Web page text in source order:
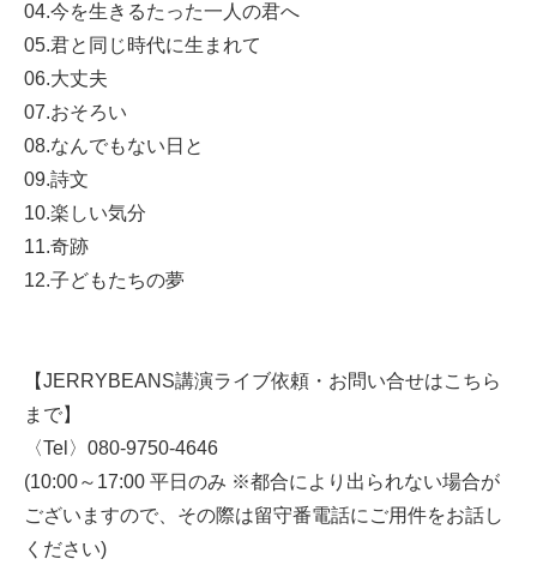
04.今を生きるたった一人の君へ
05.君と同じ時代に生まれて
06.大丈夫
07.おそろい
08.なんでもない日と
09.詩文
10.楽しい気分
11.奇跡
12.子どもたちの夢
【JERRYBEANS講演ライブ依頼・お問い合せはこちら
まで】
〈Tel〉080-9750-4646
(10:00～17:00 平日のみ ※都合により出られない場合が
ございますので、その際は留守番電話にご用件をお話し
ください)